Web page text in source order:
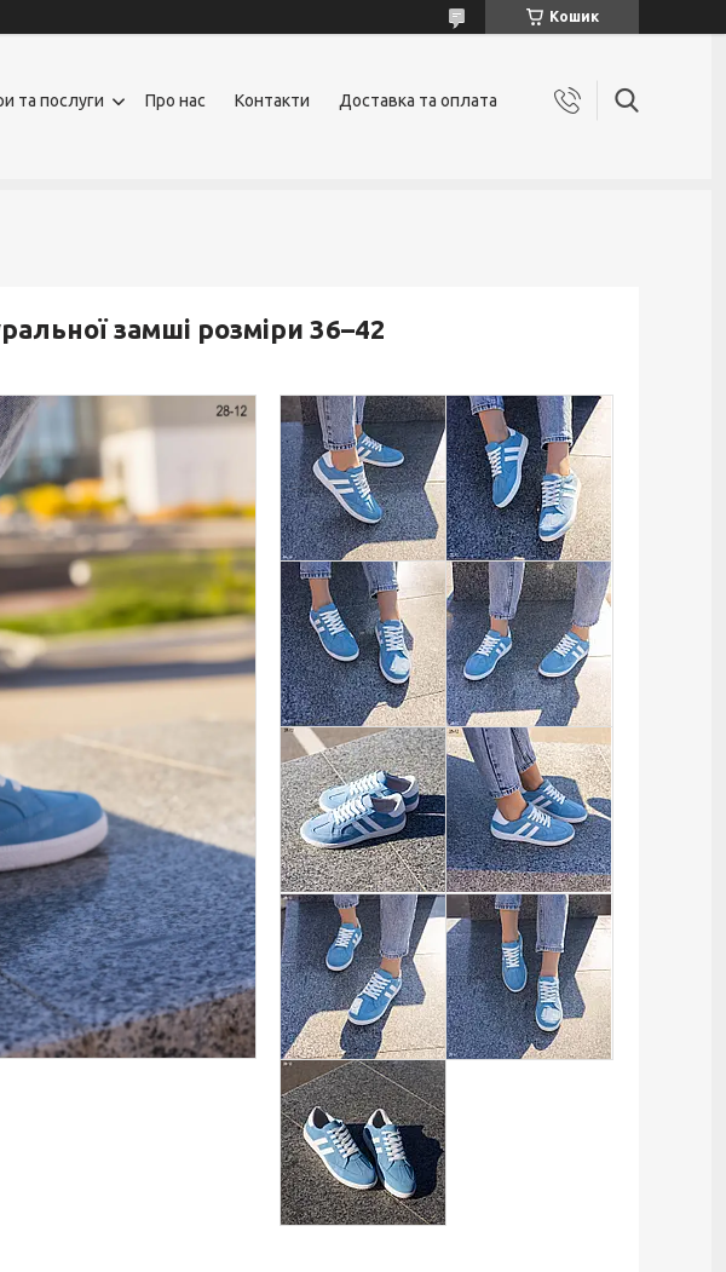
Кошик
та послуги Про нас Контакти Доставка та оплата
замші розміри 36–42